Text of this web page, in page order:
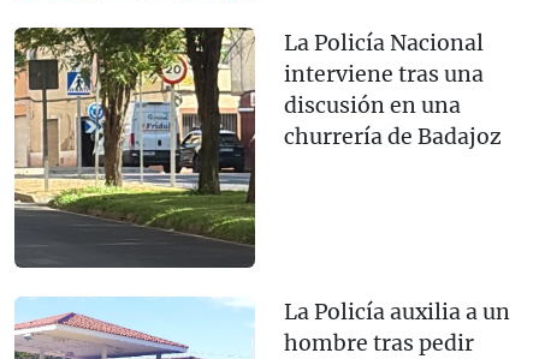
La Policía Nacional
interviene tras una
discusión en una
churrería de Badajoz
La Policía auxilia a un
hombre tras pedir